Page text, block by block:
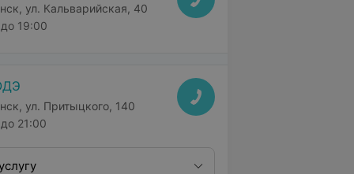
ул. Кальварийская, 40
до 19:00
ул. Притыцкого, 140
до 21:00